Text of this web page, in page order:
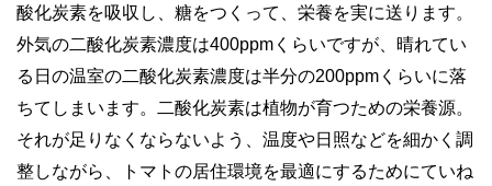
酸化炭素を吸収し、糖をつくって、栄養を実に送ります。
外気の二酸化炭素濃度は400ppmくらいですが、晴れてい
る日の温室の二酸化炭素濃度は半分の200ppmくらいに落
ちてしまいます。二酸化炭素は植物が育つための栄養源。
それが足りなくならないよう、温度や日照などを細かく調
整しながら、トマトの居住環境を最適にするためにていね